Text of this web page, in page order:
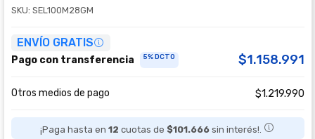
SKU: SEL100M28GM
ENVÍO GRATIS
Pago con transferencia 5% DCTO $1.158.991
Otros medios de pago $1.219.990
¡Paga hasta en 12 cuotas de $101.666 sin interés!.